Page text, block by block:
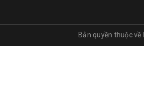
Bản quyền thuộc về